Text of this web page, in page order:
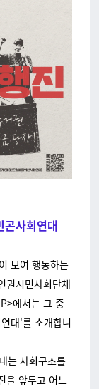
곤사회연대
모여 행동하는
권시민사회단체
에서는 그 중
대'를 소개합니
는 사회구조를
을 앞두고 어느